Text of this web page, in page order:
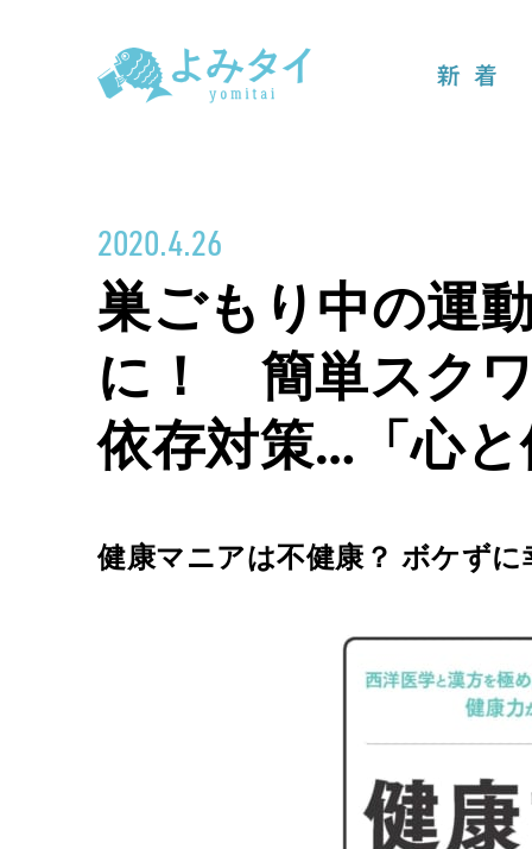
2020.4.26
巣ごもり中の運
に！ 簡単スク
依存対策…「心
健康マニアは不健康？ ボケず